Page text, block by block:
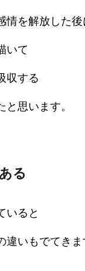
情を解放した後
いて
収する
思います。
る
いると
違いもでてき